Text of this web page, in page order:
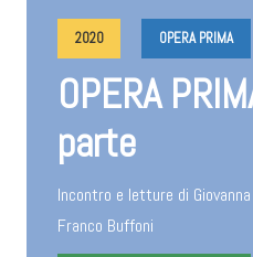
2020 OPERA PRIMA
OPERA
parte
Incontro e letture di
Franco Buffoni